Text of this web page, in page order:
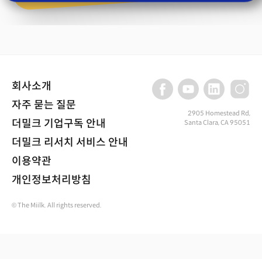
회사소개
자주 묻는 질문
더밀크 기업구독 안내
더밀크 리서치 서비스 안내
이용약관
개인정보처리방침
2905 Homestead Rd,
Santa Clara, CA 95051
© The Miilk. All rights reserved.